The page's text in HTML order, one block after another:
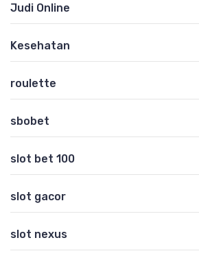
Judi Online
Kesehatan
roulette
sbobet
slot bet 100
slot gacor
slot nexus